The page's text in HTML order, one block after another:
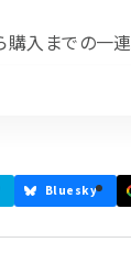
入までの一
Bluesky